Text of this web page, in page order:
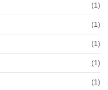
(1)
(1)
(1)
(1)
(1)